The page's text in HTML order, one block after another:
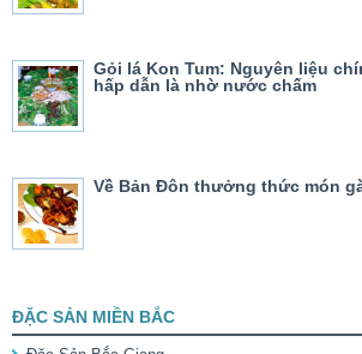
Gỏi lá Kon Tum: Nguyên liệu
hấp dẫn là nhờ nước chấm
Về Bản Đôn thưởng thức món
ĐẶC SẢN MIỀN BẮC